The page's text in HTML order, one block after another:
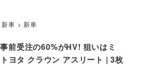
車 > 新車
前受注の60%がHV! 狙いはミ
ヨタ クラウン アスリート | 3枚